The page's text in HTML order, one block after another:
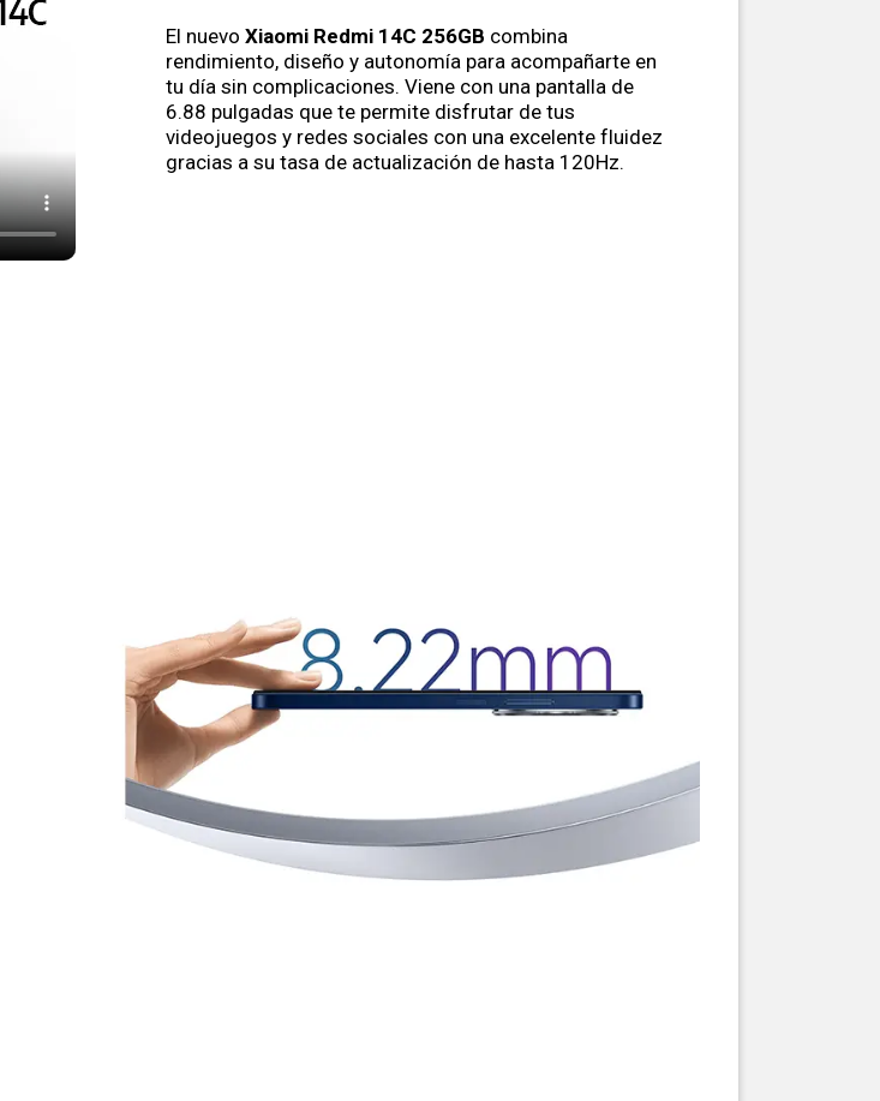
El nuevoXiaomi Redmi 14C 256GB combina
rendimiento, diseño y autonomía para acompañarte en
tu día sin complicaciones. Viene con una pantalla de
6.88 pulgadas que te permite disfrutar de tus
videojuegos y redes sociales con una excelente fluidez
gracias a su tasa de actualización de hasta 120Hz.